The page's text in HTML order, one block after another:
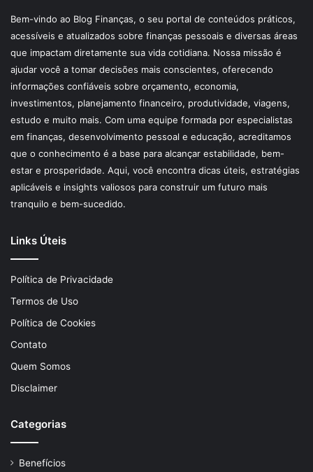
Bem-vindo ao Blog Finanças, o seu portal de conteúdos práticos,
acessíveis e atualizados sobre finanças pessoais e diversas áreas
que impactam diretamente sua vida cotidiana. Nossa missão é
ajudar você a tomar decisões mais conscientes, oferecendo
informações confiáveis sobre orçamento, economia,
investimentos, planejamento financeiro, produtividade, viagens,
estudo e muito mais. Com uma equipe formada por especialistas
em finanças, desenvolvimento pessoal e educação, acreditamos
que o conhecimento é a base para alcançar estabilidade, bem-
estar e prosperidade. Aqui, você encontra dicas úteis, estratégias
aplicáveis e insights valiosos para construir um futuro mais
tranquilo e bem-sucedido.
Links Úteis
Política de Privacidade
Termos de Uso
Política de Cookies
Contato
Quem Somos
Disclaimer
Categorias
Benefícios